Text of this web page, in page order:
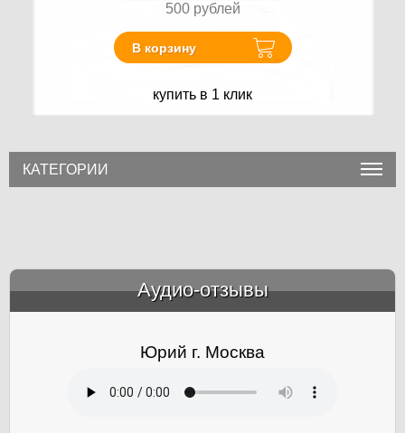
500 рублей
В корзину
купить в 1 клик
КАТЕГОРИИ
Аудио-отзывы
Юрий г. Москва